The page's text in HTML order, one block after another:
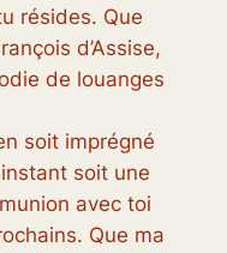
résides. Que
d’Assise,
de louanges
soit imprégné
soit une
avec toi
Que ma